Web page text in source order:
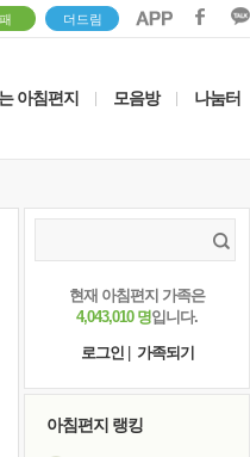
더드림
아침편지 모음방 나눔터
현재 아침편지 가족은
4,043,010 명입니다.
로그인
가족되기
아침편지 랭킹